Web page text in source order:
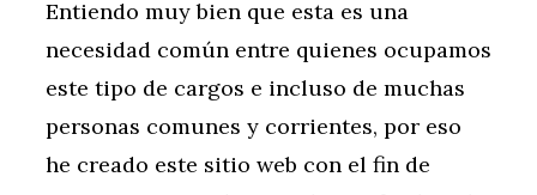
Entiendo muy bien que esta es una
necesidad común entre quienes ocupamos
este tipo de cargos e incluso de muchas
personas comunes y corrientes, por eso
he creado este sitio web con el fin de